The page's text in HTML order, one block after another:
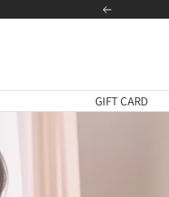
הבא
GIFT CARD